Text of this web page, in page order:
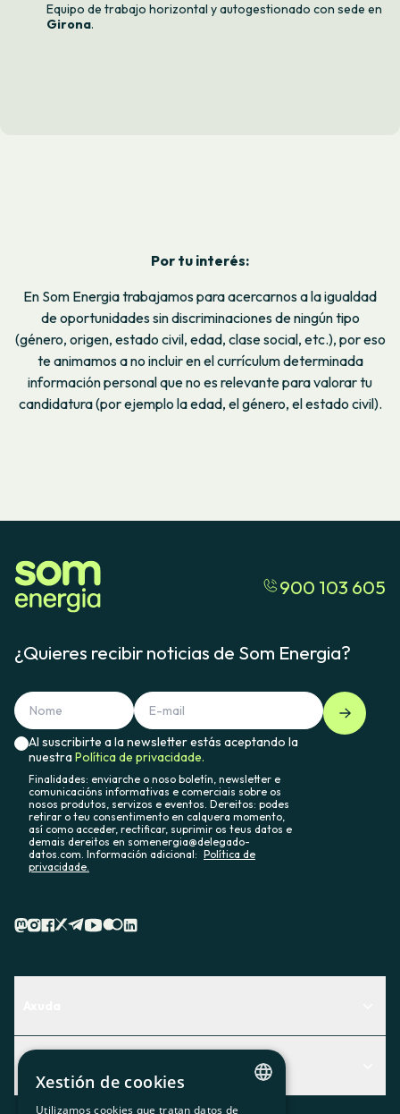
Equipo de trabajo horizontal y autogestionado con sede en
Girona.
Por tu interés:
En Som Energia trabajamos para acercarnos a la igualdad
de oportunidades sin discriminaciones de ningún tipo
(género, origen, estado civil, edad, clase social, etc.), por eso
te animamos a no incluir en el currículum determinada
información personal que no es relevante para valorar tu
candidatura (por ejemplo la edad, el género, el estado civil).
900 103 605
¿Quieres recibir noticias de Som Energia?
Al suscribirte a la newsletter estás aceptando la
nuestraPolítica de privacidade.
Finalidades: enviarche o noso boletín, newsletter e
comunicacións informativas e comerciais sobre os
nosos produtos, servizos e eventos. Dereitos: podes
retirar o teu consentimento en calquera momento,
así como acceder, rectificar, suprimir os teus datos e
demais dereitos en somenergia@delegado-
datos.com. Información adicional: Política de
privacidade.
Descubre qué servicio te encaja mejor
Contacto
Actualidad
Xestión de cookies
Utilizamos cookies que tratan datos de